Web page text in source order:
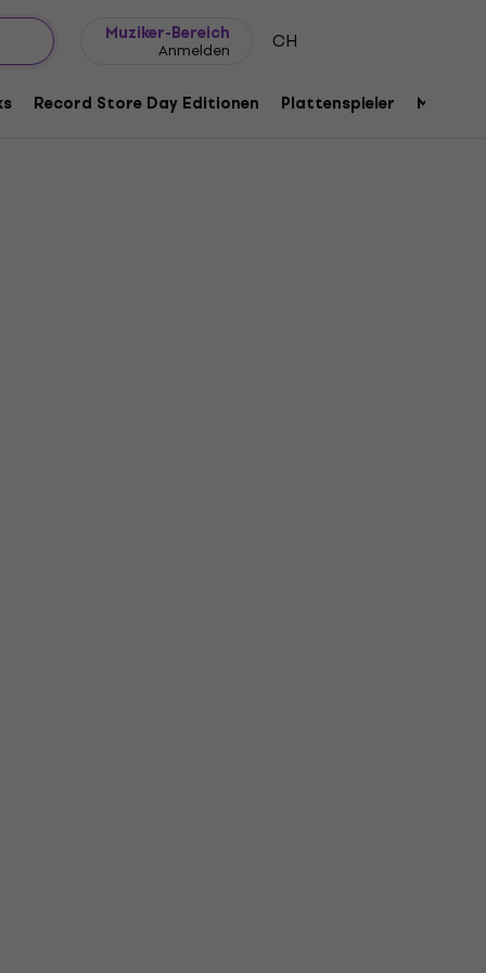
Muziker-Bereich
Anmelden CH
Record Store Day Editionen Plattenspieler Musik